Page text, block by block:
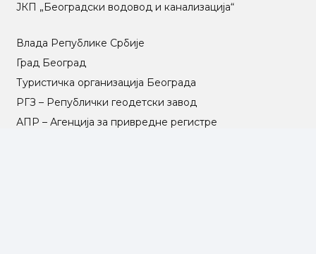
ЈКП „Београдски водовод и канализација“
Влада Републике Србије
Град Београд
Туристичка организација Београда
РГЗ – Републички геодетски завод
АПР – Агенција за привредне регистре